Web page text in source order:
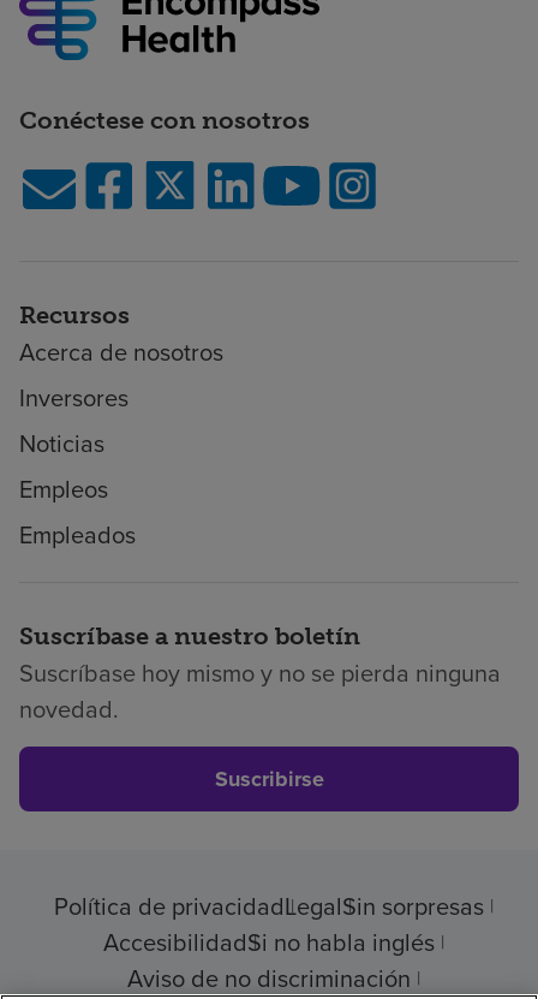
Conéctese con nosotros
Recursos
Acerca de nosotros
Inversores
Noticias
Empleos
Empleados
Suscríbase a nuestro boletín
Suscríbase hoy mismo y no se pierda ninguna
novedad.
Suscribirse
Política de privacidadLegalSin sorpresas
AccesibilidadSi no habla inglés
Aviso de no discriminación